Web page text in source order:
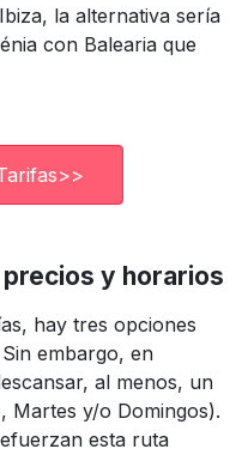
la alternativa sería
con Balearia que
y horarios
hay tres opciones
embargo, en
al menos, un
Martes y/o Domingos).
esta ruta